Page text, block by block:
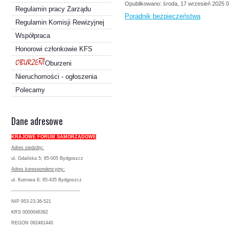
Regulamin pracy Zarządu
Regulamin Komisji Rewizyjnej
Współpraca
Honorowi członkowie KFS
Oburzeni
Nieruchomości - ogłoszenia
Polecamy
Dane adresowe
KRAJOWE FORUM SAMORZĄDOWE
Adres siedziby:
ul. Gdańska 5; 85-005 Bydgoszcz
Adres korespondencyjny:
ul. Kutrowa 6; 85-435 Bydgoszcz
---------------------------------------------
NIP 953-23-36-521
KRS 0000046392
REGON 092481440
Opublikowano: środa, 17 wrzesień 2025
Poradnik bezpieczeństwa